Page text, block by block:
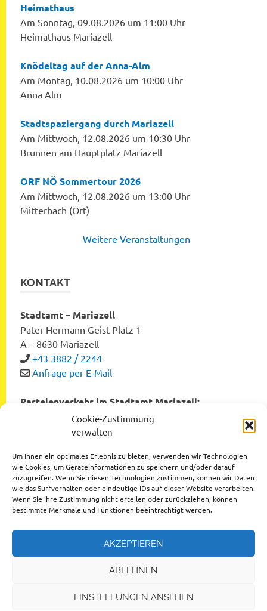
Cookie-Zustimmung
verwalten
Um Ihnen ein optimales Erlebnis zu bieten, verwenden wir Technologien
wie Cookies, um Geräteinformationen zu speichern und/oder darauf
zuzugreifen. Wenn Sie diesen Technologien zustimmen, können wir Daten
wie das Surfverhalten oder eindeutige IDs auf dieser Website verarbeiten.
Wenn Sie ihre Zustimmung nicht erteilen oder zurückziehen, können
bestimmte Merkmale und Funktionen beeinträchtigt werden.
AKZEPTIEREN
ABLEHNEN
EINSTELLUNGEN ANSEHEN
Heimathaus
Am Sonntag, 09.08.2026 um 11:00 Uhr
Heimathaus Mariazell
Knödeltag auf der Anna-Alm
Am Montag, 10.08.2026 um 10:00 Uhr
Anna Alm
Stadtspaziergang durch Mariazell
Am Mittwoch, 12.08.2026 um 10:30 Uhr
Brunnen am Hauptplatz Mariazell
ORF NÖ Sommertour 2026
Am Mittwoch, 12.08.2026 um 13:00 Uhr
Mitterbach (Ort)
Weitere Veranstaltungen
KONTAKT
Stadtamt – Mariazell
Pater Hermann Geist-Platz 1
A – 8630 Mariazell
+43 3882 / 2244
Anfrage per E-Mail
Parteienverkehr im Stadtamt Mariazell:
Montag bis Freitag von 8:00 bis 12:00 Uhr
Dienstag und Donnerstag von 12:00 bis 16:00 Uhr
Datenschutzerklärung
Impressum
Design byIhr Internettischler